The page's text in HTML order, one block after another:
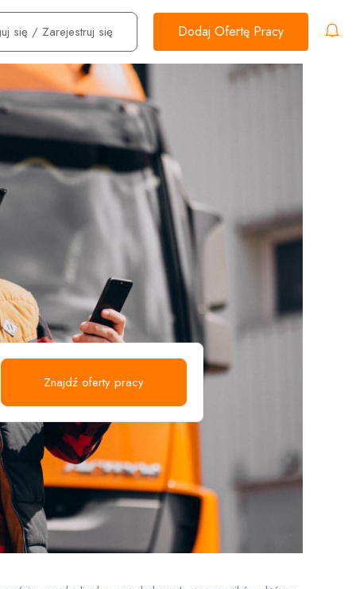
się / Zarejestruj się Dodaj Ofertę Pracy
Znajdź oferty pracy